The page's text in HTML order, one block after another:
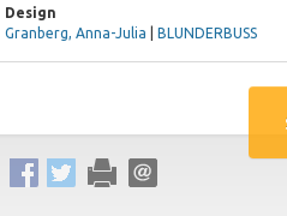
Design
Granberg, Anna-Julia
BLUNDERBUSS